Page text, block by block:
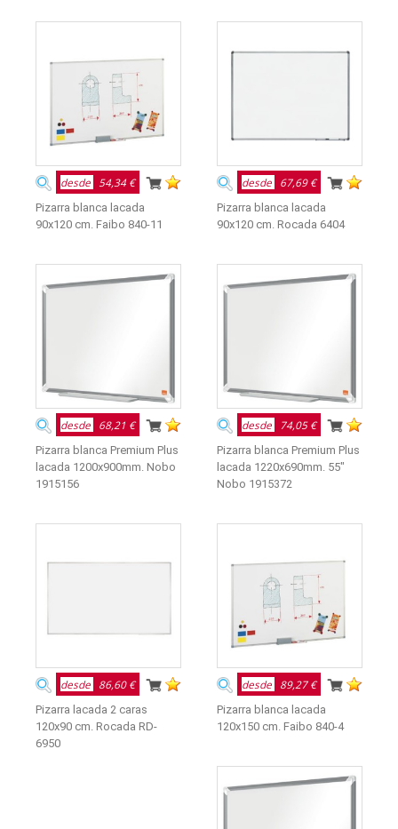
desde 54,34 €
Pizarra blanca lacada
90x120 cm. Faibo 840-11
desde 67,69 €
Pizarra blanca lacada
90x120 cm. Rocada 6404
desde 68,21 €
Pizarra blanca Premium Plus
lacada 1200x900mm. Nobo
1915156
desde 74,05 €
Pizarra blanca Premium Plus
lacada 1220x690mm. 55"
Nobo 1915372
desde 86,60 €
Pizarra lacada 2 caras
120x90 cm. Rocada RD-
6950
desde 89,27 €
Pizarra blanca lacada
120x150 cm. Faibo 840-4